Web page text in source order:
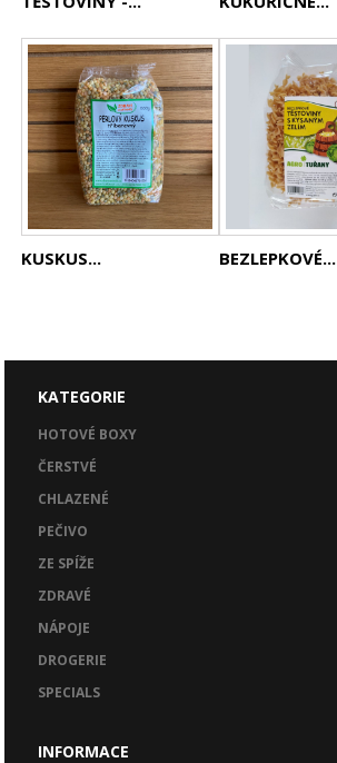
KUSKUS... BEZLEPKOVÉ...
KATEGORIE
HOTOVÉ BOXY
ČERSTVÉ
CHLAZENÉ
PEČIVO
ZE SPÍŽE
ZDRAVÉ
NÁPOJE
DROGERIE
SPECIALS
INFORMACE